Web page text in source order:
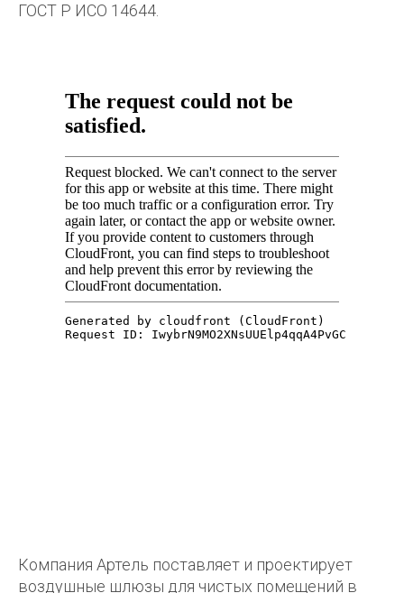
ГОСТ Р ИСО 14644.
3D_equipment Model1 by iliatrunin on Sketchfab
Компания Артель поставляет и проектирует
воздушные шлюзы для чистых помещений в